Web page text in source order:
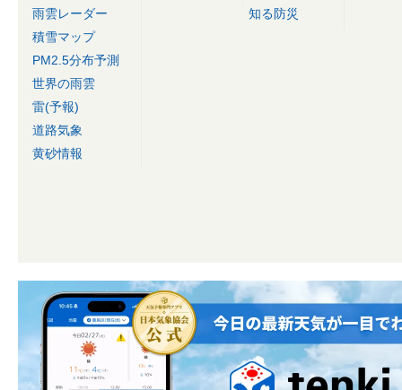
雨雲レーダー
積雪マップ
PM2.5分布予測
世界の雨雲
雷(予報)
道路気象
黄砂情報
知る防災